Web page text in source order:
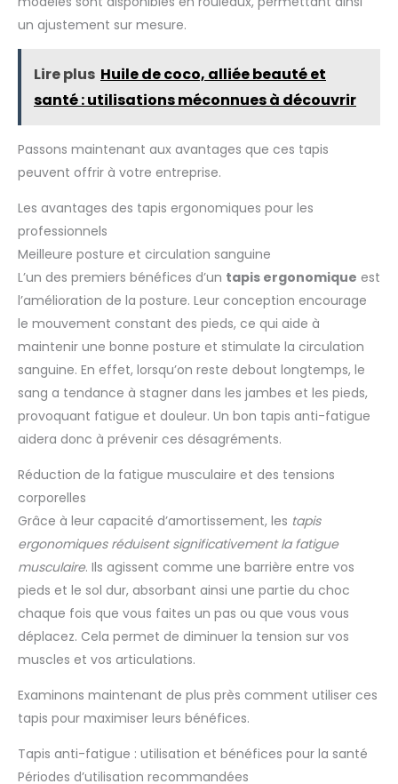
un ajustement sur mesure.
Lire plus Huile de coco, alliée beauté et
santé : utilisations méconnues à découvrir
Passons maintenant aux avantages que ces tapis
peuvent offrir à votre entreprise.
Les avantages des tapis ergonomiques pour les
professionnels
Meilleure posture et circulation sanguine
L’un des premiers bénéfices d’un tapis ergonomique est
l’amélioration de la posture. Leur conception encourage
le mouvement constant des pieds, ce qui aide à
maintenir une bonne posture et stimulate la circulation
sanguine. En effet, lorsqu’on reste debout longtemps, le
sang a tendance à stagner dans les jambes et les pieds,
provoquant fatigue et douleur. Un bon tapis anti-fatigue
aidera donc à prévenir ces désagréments.
Réduction de la fatigue musculaire et des tensions
corporelles
Grâce à leur capacité d’amortissement, les tapis
ergonomiques réduisent significativement la fatigue
musculaire. Ils agissent comme une barrière entre vos
pieds et le sol dur, absorbant ainsi une partie du choc
chaque fois que vous faites un pas ou que vous vous
déplacez. Cela permet de diminuer la tension sur vos
muscles et vos articulations.
Examinons maintenant de plus près comment utiliser ces
tapis pour maximiser leurs bénéfices.
Tapis anti-fatigue : utilisation et bénéfices pour la santé
Périodes d’utilisation recommandées